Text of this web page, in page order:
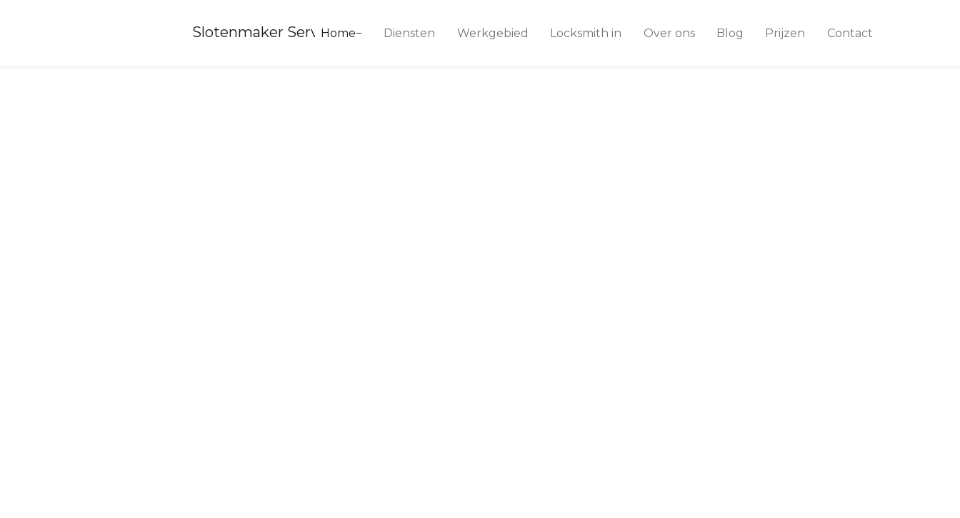
Slotenmaker Service 24
Home Diensten Werkgebied Locksmith in Over ons Blog Prijzen Contact